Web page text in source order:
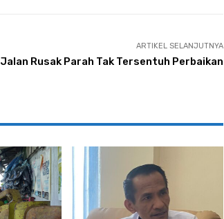
ARTIKEL SELANJUTNYA
Jalan Rusak Parah Tak Tersentuh Perbaikan